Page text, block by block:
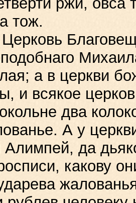
тож.
а в церкви
и всякое
два
А у
Алимпей, да
какову